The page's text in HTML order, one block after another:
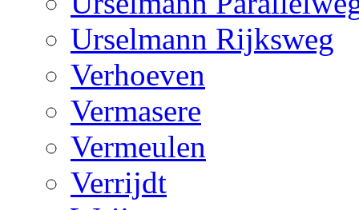
Urselmann Rijksweg
Verhoeven
Vermasere
Vermeulen
Verrijdt